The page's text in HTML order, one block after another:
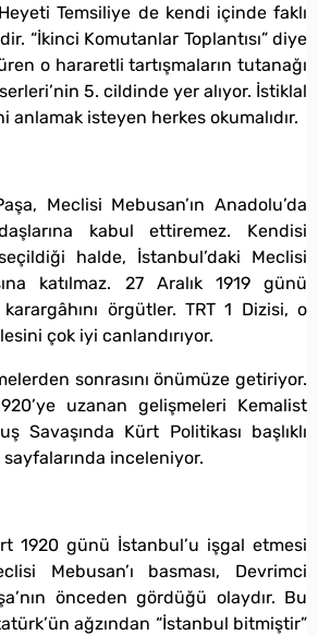
Temsiliye de kendi içinde faklı
“İkinci Komutanlar Toplantısı” diye
o hararetli tartışmaların tutanağı
5. cildinde yer alıyor. İstiklal
anlamak isteyen herkes okumalıdır.
Meclisi Mebusan’ın Anadolu’da
kabul ettiremez. Kendisi
halde, İstanbul’daki Meclisi
katılmaz. 27 Aralık 1919 günü
örgütler. TRT 1 Dizisi, o
çok iyi canlandırıyor.
sonrasını önümüze getiriyor.
uzanan gelişmeleri Kemalist
Savaşında Kürt Politikası başlıklı
sayfalarında inceleniyor.
1920 günü İstanbul’u işgal etmesi
Mebusan’ı basması, Devrimci
önceden gördüğü olaydır. Bu
ağzından “İstanbul bitmiştir”